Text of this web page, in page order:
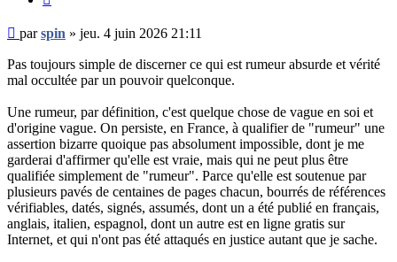
Message
non
lu
parspin » jeu. 4 juin 2026 21:11
Pas toujours simple de discerner ce qui est rumeur absurde et vérité
mal occultée par un pouvoir quelconque.
Une rumeur, par définition, c'est quelque chose de vague en soi et
d'origine vague. On persiste, en France, à qualifier de "rumeur" une
assertion bizarre quoique pas absolument impossible, dont je me
garderai d'affirmer qu'elle est vraie, mais qui ne peut plus être
qualifiée simplement de "rumeur". Parce qu'elle est soutenue par
plusieurs pavés de centaines de pages chacun, bourrés de références
vérifiables, datés, signés, assumés, dont un a été publié en français,
anglais, italien, espagnol, dont un autre est en ligne gratis sur
Internet, et qui n'ont pas été attaqués en justice autant que je sache.